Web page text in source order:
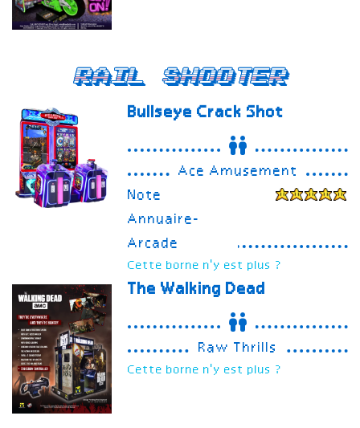
Rail Shooter
Bullseye Crack Shot
Ace Amusement
Note
Annuaire-
Arcade
Cette borne n'y est plus ?
The Walking Dead
Raw Thrills
Cette borne n'y est plus ?